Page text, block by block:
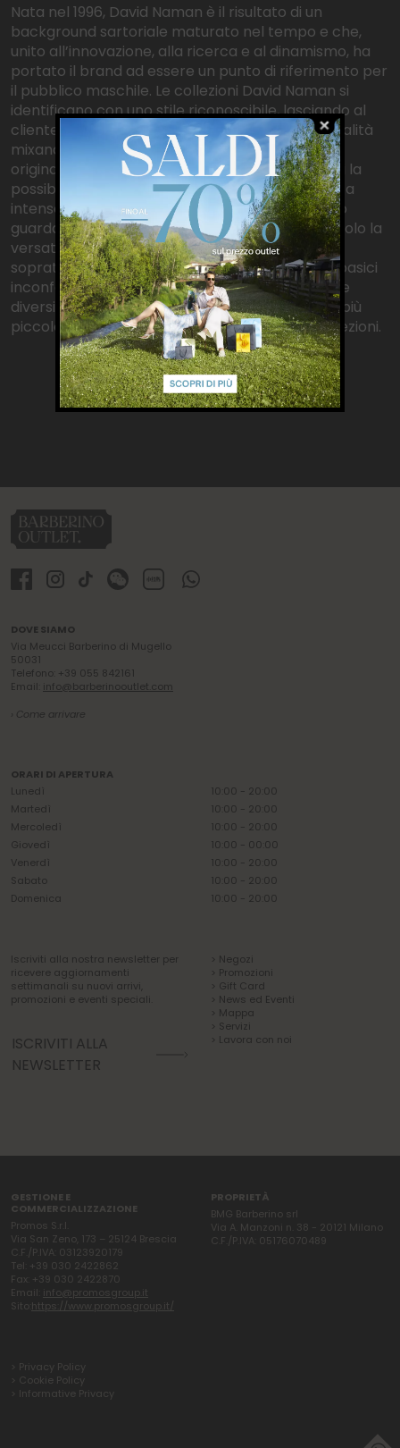
Nata nel 1996, David Naman è il risultato di un
background sartoriale maturato nel tempo e che,
unito all’innovazione, alla ricerca e al dinamismo, ha
portato il brand ad essere un punto di riferimento per
il pubblico maschile. Le collezioni David Naman si
identificano con uno stile riconoscibile, lasciando al
cliente la libertà di esprimere la propria personalità
mixando i capi al fine di creare un look unico e
originale. La poliedricità delle collezioni dà infatti la
possibilità ad un cliente unico, con uno stile di vita
intenso, di avere una forte flessibilità del proprio
guardaroba. La caratteristica principale non è solo la
versatilità, ma la scelta accurata di tessuti e
soprattutto dettagli che rendono anche i capi basici
inconfondibili. Unione di tessuti apparentemente
diversi tra loro, ricerca nei dettagli, cura in ogni più
piccolo particolare sono i cardini di tutte le collezioni.
DOVE SIAMO
Via Meucci Barberino di Mugello
50031
Telefono: +39 055 842161
Email: info@barberinooutlet.com
› Come arrivare
ORARI DI APERTURA
Lunedì
10:00 - 20:00
Martedì
10:00 - 20:00
Mercoledì
10:00 - 20:00
Giovedì
10:00 - 00:00
Venerdì
10:00 - 20:00
Sabato
10:00 - 20:00
Domenica
10:00 - 20:00
Iscriviti alla nostra newsletter per
ricevere aggiornamenti
settimanali su nuovi arrivi,
promozioni e eventi speciali.
ISCRIVITI ALLA
NEWSLETTER
> Negozi
> Promozioni
> Gift Card
> News ed Eventi
> Mappa
> Servizi
> Lavora con noi
GESTIONE E
COMMERCIALIZZAZIONE
Promos S.r.l.
Via San Zeno, 173 – 25124 Brescia
C.F./P.IVA: 03123920179
Tel: +39 030 2422862
Fax: +39 030 2422870
Email: info@promosgroup.it
Sito:https://www.promosgroup.it/
PROPRIETÀ
BMG Barberino srl
Via A. Manzoni n. 38 - 20121 Milano
C.F./P.IVA: 05176070489
> Privacy Policy
> Cookie Policy
> Informative Privacy